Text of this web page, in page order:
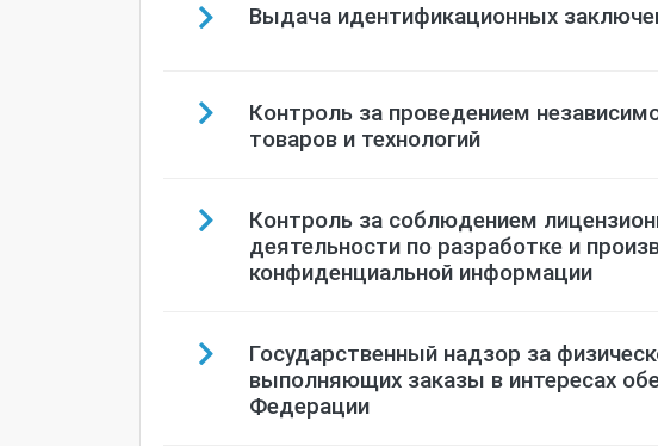
Выдача идентификационных
Контроль за проведением
товаров и технологий
Контроль за соблюдением
деятельности по разработке и
конфиденциальной информации
Государственный надзор за
выполняющих заказы в интересах
Федерации